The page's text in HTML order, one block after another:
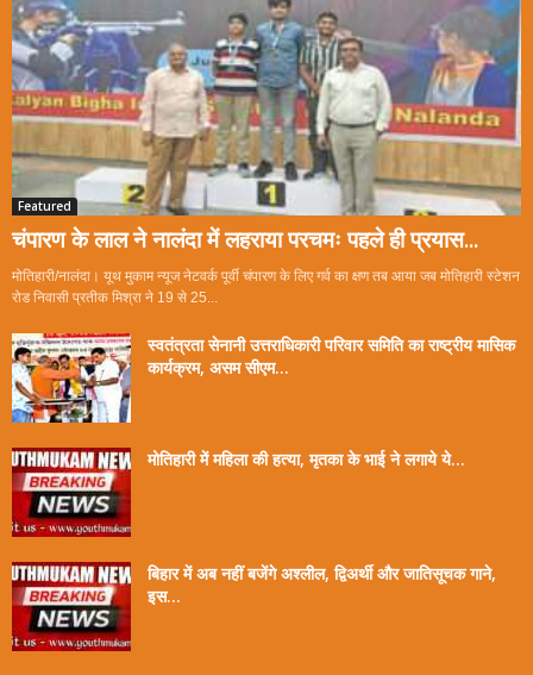
Featured
चंपारण के लाल ने नालंदा में लहराया परचमः पहले ही प्रयास...
मोतिहारी/नालंदा। यूथ मुकाम न्यूज नेटवर्क पूर्वी चंपारण के लिए गर्व का क्षण तब आया जब मोतिहारी स्टेशन
रोड निवासी प्रतीक मिश्रा ने 19 से 25...
स्वतंत्रता सेनानी उत्तराधिकारी परिवार समिति का राष्ट्रीय मासिक
कार्यक्रम, असम सीएम...
मोतिहारी में महिला की हत्या, मृतका के भाई ने लगाये ये...
बिहार में अब नहीं बजेंगे अश्लील, द्विअर्थी और जातिसूचक गाने,
इस...